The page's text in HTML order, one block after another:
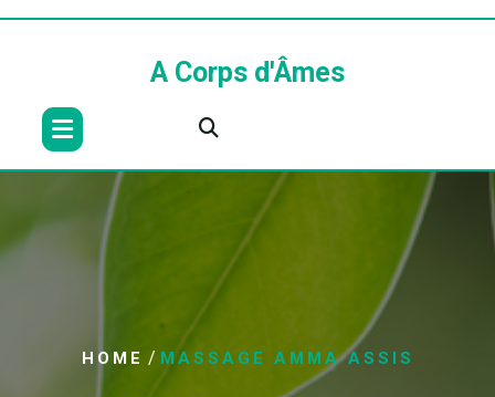
A Corps d'Âmes
HOME / MASSAGE AMMA ASSIS